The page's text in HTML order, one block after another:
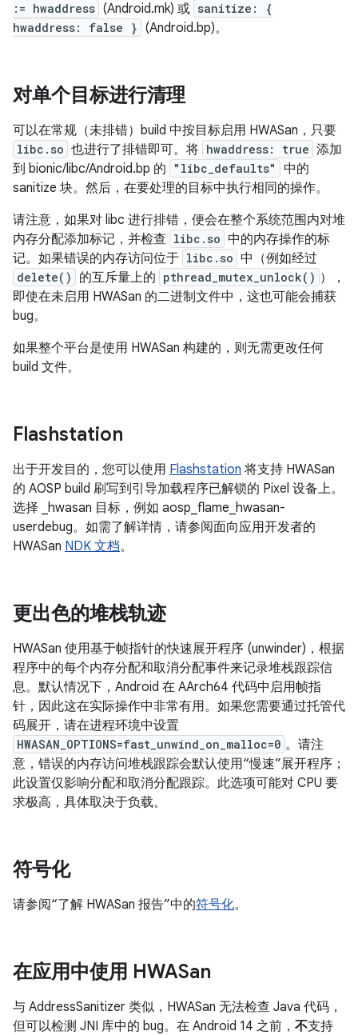
:= hwaddress (Android.mk) 或 sanitize: {
hwaddress: false } (Android.bp)。
对单个目标进行清理
可以在常规（未排错）build 中按目标启用 HWASan，只要
libc.so 也进行了排错即可。将 hwaddress: true 添加
到 bionic/libc/Android.bp 的
"libc_defaults"
中的
sanitize 块。然后，在要处理的目标中执行相同的操作。
请注意，如果对 libc 进行排错，便会在整个系统范围内对堆
内存分配添加标记，并检查 libc.so 中的内存操作的标
记。如果错误的内存访问位于 libc.so 中（例如经过
delete() 的互斥量上的 pthread_mutex_unlock() ），
即使在未启用 HWASan 的二进制文件中，这也可能会捕获
bug。
如果整个平台是使用 HWASan 构建的，则无需更改任何
build 文件。
Flashstation
出于开发目的，您可以使用 Flashstation 将支持 HWASan
的 AOSP build 刷写到引导加载程序已解锁的 Pixel 设备上。
选择 _hwasan 目标，例如 aosp_flame_hwasan-
userdebug。如需了解详情，请参阅面向应用开发者的
HWASan NDK 文档。
更出色的堆栈轨迹
HWASan 使用基于帧指针的快速展开程序 (unwinder)，根据
程序中的每个内存分配和取消分配事件来记录堆栈跟踪信
息。默认情况下，Android 在 AArch64 代码中启用帧指
针，因此这在实际操作中非常有用。如果您需要通过托管代
码展开，请在进程环境中设置
HWASAN_OPTIONS=fast_unwind_on_malloc=0 。请注
意，错误的内存访问堆栈跟踪会默认使用“慢速”展开程序；
此设置仅影响分配和取消分配跟踪。此选项可能对 CPU 要
求极高，具体取决于负载。
符号化
请参阅“了解 HWASan 报告”中的符号化。
在应用中使用 HWASan
与 AddressSanitizer 类似，HWASan 无法检查 Java 代码，
但可以检测 JNI 库中的 bug。在 Android 14 之前， 不支持